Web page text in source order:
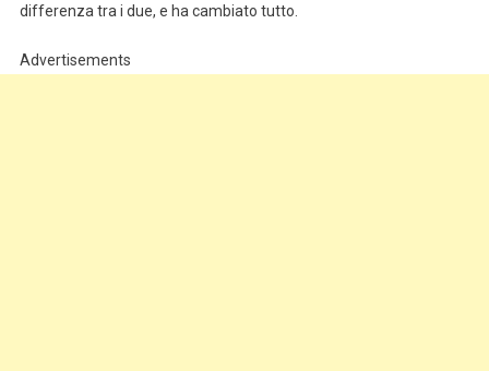
differenza tra i due, e ha cambiato tutto.
Advertisements